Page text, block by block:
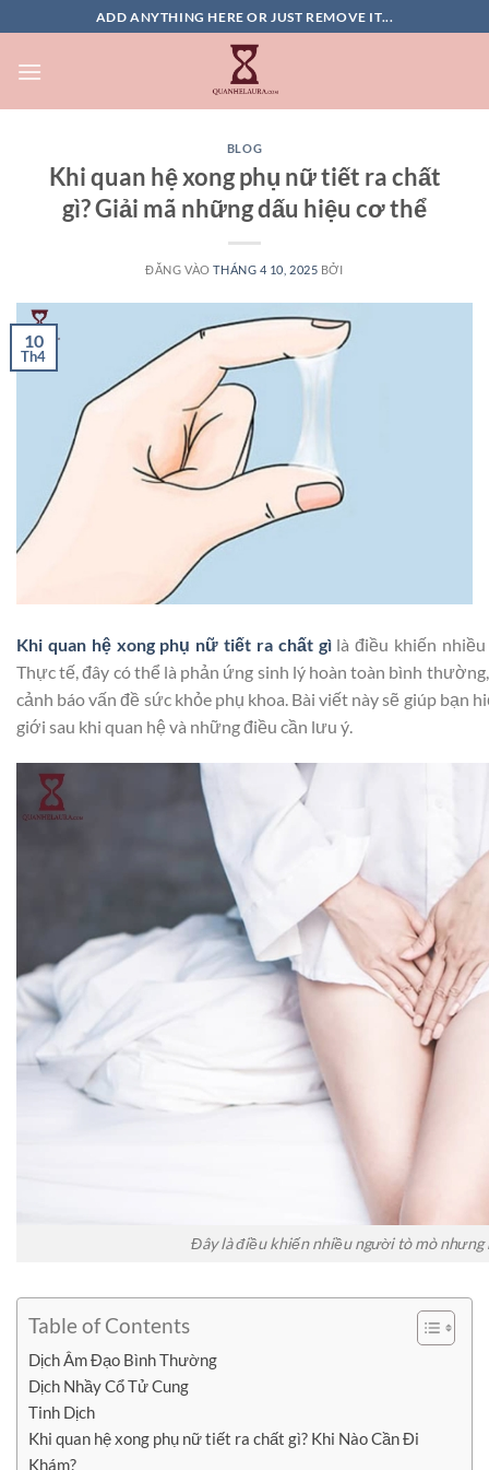
qua
nội
ADD ANYTHING HERE OR JUST REMOVE IT...
BLOG
Khi quan hệ xong phụ nữ tiết ra chất
gì? Giải mã những dấu hiệu cơ thể
ĐĂNG VÀOTHÁNG 4 10, 2025 BỞI
10
Th4
Khi quan hệ xong phụ nữ tiết ra chất gìlà điều khiến
Thực tế, đây có thể là phản ứng sinh lý hoàn toàn bình
cảnh báo vấn đề sức khỏe phụ khoa. Bài viết này sẽ giúp bạn
giới sau khi quan hệ và những điều cần lưu ý.
Đây là điều khiến nhiều người tò mò nhưng
Table of Contents
Dịch Âm Đạo Bình Thường
Dịch Nhầy Cổ Tử Cung
Tinh Dịch
Khi quan hệ xong phụ nữ tiết ra chất gì? Khi Nào Cần Đi
Khám?